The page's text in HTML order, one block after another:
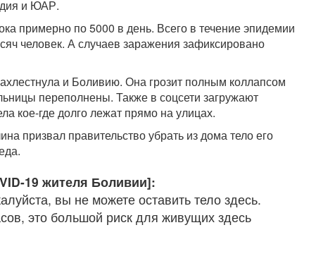
и ЮАР.
примерно по 5000 в день. Всего в течение эпидемии
человек. А случаев заражения зафиксировано
и Боливию. Она грозит полным коллапсом
переполнены. Также в соцсети загружают
кое-где долго лежат прямо на улицах.
призвал правительство убрать из дома тело его
19 жителя Боливии]:
вы не можете оставить тело здесь.
это большой риск для живущих здесь